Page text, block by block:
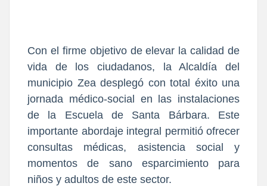
Con el firme objetivo de elevar la calidad de
vida de los ciudadanos, la Alcaldía del
municipio Zea desplegó con total éxito una
jornada médico-social en las instalaciones
de la Escuela de Santa Bárbara. Este
importante abordaje integral permitió ofrecer
consultas médicas, asistencia social y
momentos de sano esparcimiento para
niños y adultos de este sector.